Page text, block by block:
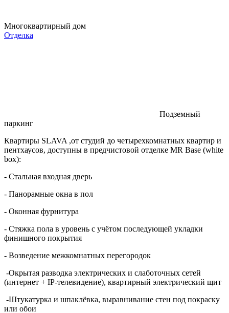
Многоквартирный дом
Отделка
Подземный
паркинг
Квартиры SLAVA ,от студий до четырехкомнатных квартир и
пентхаусов, доступны в предчистовой отделке MR Base (white
box):
- Стальная входная дверь
- Панорамные окна в пол
- Оконная фурнитура
- Стяжка пола в уровень с учётом последующей укладки
финишного покрытия
- Возведение межкомнатных перегородок
-Окрытая разводка электрических и слаботочных сетей
(интернет + IP-телевидение), квартирный электрический щит
-Штукатурка и шпаклёвка, выравнивание стен под покраску
или обои